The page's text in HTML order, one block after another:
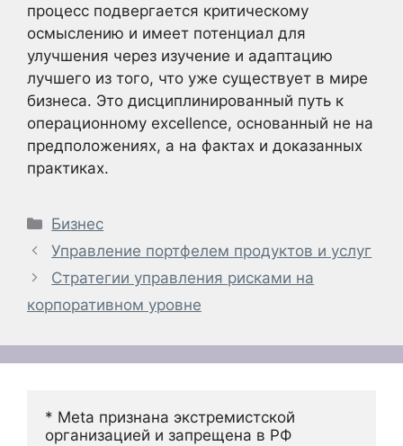
процесс подвергается критическому
осмыслению и имеет потенциал для
улучшения через изучение и адаптацию
лучшего из того, что уже существует в мире
бизнеса. Это дисциплинированный путь к
операционному excellence, основанный не на
предположениях, а на фактах и доказанных
практиках.
Рубрики
Бизнес
Управление портфелем продуктов и услуг
Стратегии управления рисками на
корпоративном уровне
* Meta признана экстремистской
организацией и запрещена в РФ